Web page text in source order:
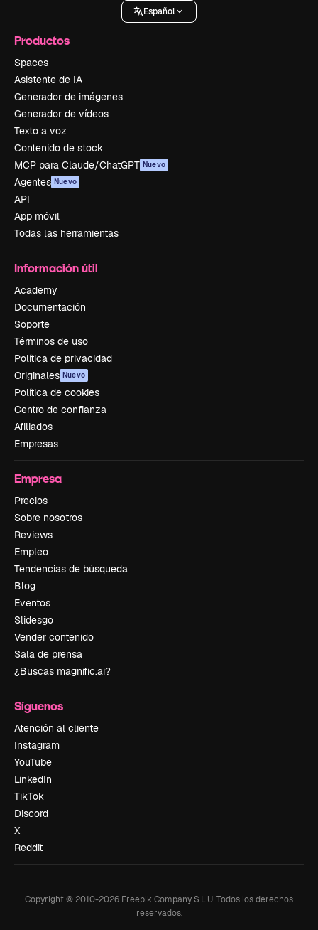
Español
Productos
Spaces
Asistente de IA
Generador de imágenes
Generador de vídeos
Texto a voz
Contenido de stock
MCP para Claude/ChatGPT Nuevo
Agentes Nuevo
API
App móvil
Todas las herramientas
Información útil
Academy
Documentación
Soporte
Términos de uso
Política de privacidad
Originales Nuevo
Política de cookies
Centro de confianza
Afiliados
Empresas
Empresa
Precios
Sobre nosotros
Reviews
Empleo
Tendencias de búsqueda
Blog
Eventos
Slidesgo
Vender contenido
Sala de prensa
¿Buscas magnific.ai?
Síguenos
Atención al cliente
Instagram
YouTube
LinkedIn
TikTok
Discord
X
Reddit
Copyright © 2010-2026 Freepik Company S.L.U.Todos los derechos
reservados.